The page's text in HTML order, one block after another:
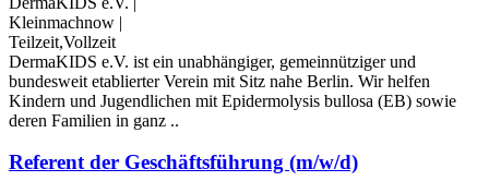
Kleinmachnow |
Teilzeit,Vollzeit
DermaKIDS e.V. ist ein unabhängiger, gemeinnütziger und
bundesweit etablierter Verein mit Sitz nahe Berlin. Wir helfen
Kindern und Jugendlichen mit Epidermolysis bullosa (EB) sowie
deren Familien in ganz ..
Referent der Geschäftsführung (m/w/d)